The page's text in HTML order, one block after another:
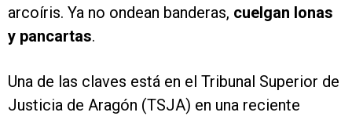
arcoíris. Ya no ondean banderas, cuelgan lonas
y pancartas.
Una de las claves está en el Tribunal Superior de
Justicia de Aragón (TSJA) en una reciente